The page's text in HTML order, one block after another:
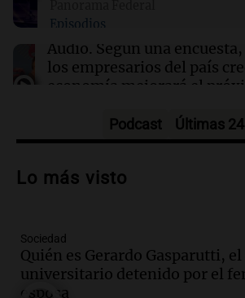
Aumentan los casos de náuseas
consumidores crónicos de
UU.
Episodios
Audio. Según una
los empresarios del país
economía mejorará el
Audio.Carolina Losada:
ley de propiedad privada
Audio.
en Rosario contra la ley de
Privada.
Podcast Últimas
Lo más visto
Sociedad
Quién es Gerardo Gasparutti,
universitario detenido por el
esposa